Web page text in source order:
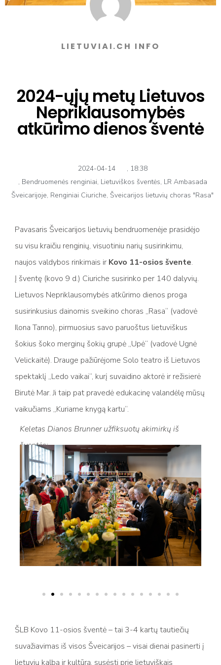
LIETUVIAI.CH INFO
2024-ųjų metų Lietuvos
Nepriklausomybės
atkūrimo dienos šventė
2024-04-14 , 18:38
, Bendruomenės renginiai, Lietuviškos šventės, LR Ambasada
Šveicarijoje, Renginiai Ciuriche, Šveicarijos lietuvių choras "Rasa"
Pavasaris Šveicarijos lietuvių bendruomenėje prasidėjo
su visu kraičiu renginių, visuotiniu narių susirinkimu,
naujos valdybos rinkimais ir Kovo 11-osios švente.
Į šventę (kovo 9 d.) Ciuriche susirinko per 140 dalyvių.
Lietuvos Nepriklausomybės atkūrimo dienos proga
susirinkusius dainomis sveikino choras „Rasa“ (vadovė
Ilona Tanno), pirmuosius savo paruoštus lietuviškus
šokius šoko merginų šokių grupė „Upė“ (vadovė Ugnė
Velickaitė). Drauge pažiūrėjome Solo teatro iš Lietuvos
spektaklį „Ledo vaikai“, kurį suvaidino aktorė ir režisierė
Birutė Mar. Ji taip pat pravedė edukacinę valandėlę mūsų
vaikučiams „Kuriame knygą kartu“.
Keletas Dianos Brunner užfiksuotų akimirkų iš
šventės:
ŠLB Kovo 11-osios šventė – tai 3-4 kartų tautiečių
suvažiavimas iš visos Šveicarijos – visai dienai pasinerti į
lietuvių kalbą ir kultūrą, susėsti prie lietuviškais